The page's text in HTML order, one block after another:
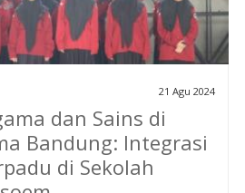
21 Agu 2024
dan Sains di
Bandung: Integrasi
di Sekolah